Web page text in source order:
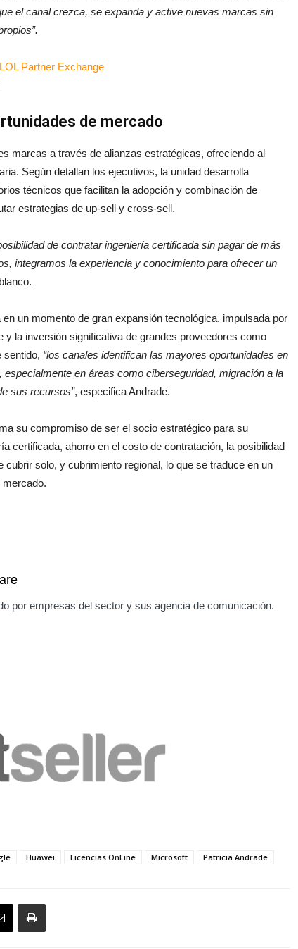
el canal crezca, se expanda y active nuevas marcas sin
de mercado
marcas a través de alianzas estratégicas, ofreciendo al
Según detallan los ejecutivos, la unidad desarrolla
técnicos que facilitan la adopción y combinación de
estrategias de up-sell y cross-sell.
de contratar ingeniería certificada sin pagar de más
integramos la experiencia y conocimiento para ofrecer un
un momento de gran expansión tecnológica, impulsada por
la inversión significativa de grandes proveedores como
sentido, “los canales identifican las mayores oportunidades en
en áreas como ciberseguridad, migración a la
sus recursos”, especifica Andrade.
su compromiso de ser el socio estratégico para su
certificada, ahorro en el costo de contratación, la posibilidad
cubrir solo, y cubrimiento regional, lo que se traduce en un
por empresas del sector y sus agencia de comunicación.
Huawei Licencias OnLine Microsoft Patricia Andrade